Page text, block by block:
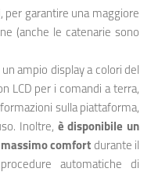
, per garantire una maggiore
(anche le catenarie sono
ampio display a colori del
LCD per i comandi a terra,
sulla piattaforma,
Inoltre, è disponibile un
comfort durante il
automatiche di